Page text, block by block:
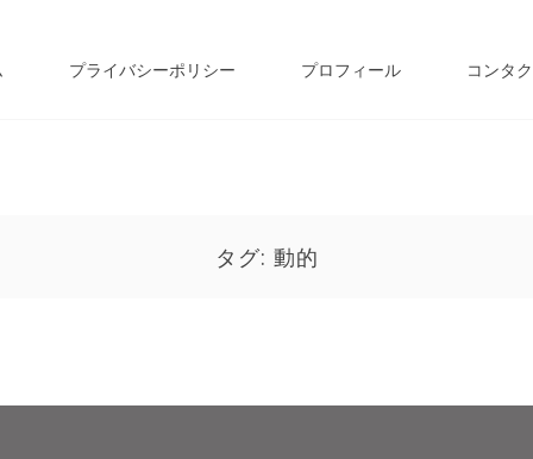
プライバシーポリシー プロフィール コンタ
タグ: 動的